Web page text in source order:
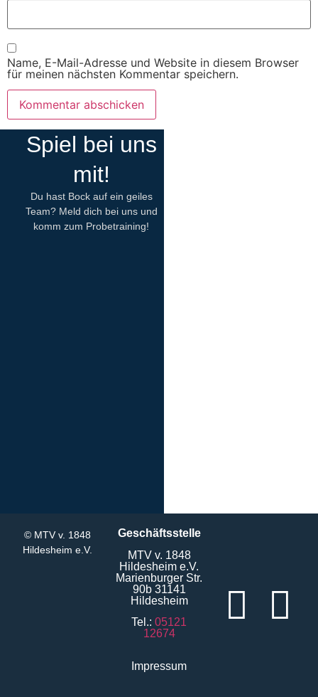
Name, E-Mail-Adresse und Website in diesem Browser
für meinen nächsten Kommentar speichern.
Spiel bei uns
mit!
Du hast Bock auf ein geiles
Team? Meld dich bei uns und
komm zum Probetraining!
© MTV v. 1848
Hildesheim e.V.
Geschäftsstelle
MTV v. 1848
Hildesheim e.V.
Marienburger Str.
90b 31141
Hildesheim
Tel.: 05121
12674
Impressum